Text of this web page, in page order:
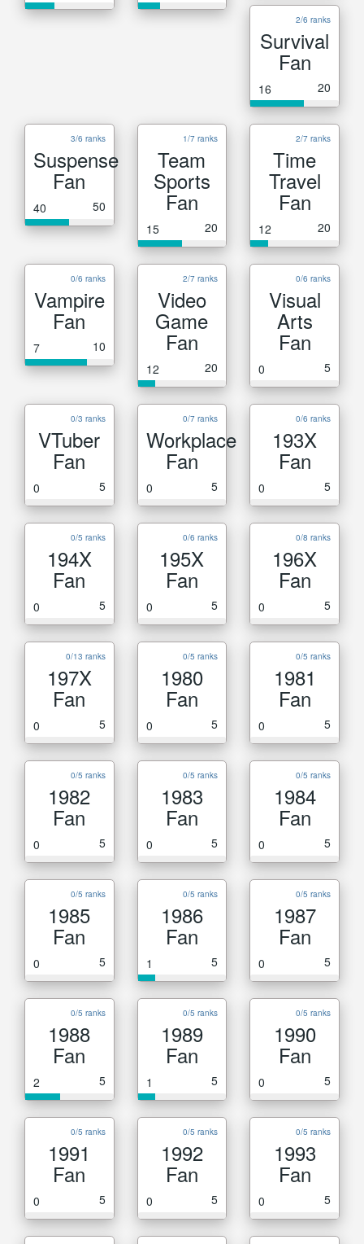
2/6 ranks
Survival
Fan
16 20
3/6 ranks
Suspense
Fan
40 50
1/7 ranks
Team
Sports
Fan
15 20
2/7 ranks
Time
Travel
Fan
12 20
0/6 ranks
Vampire
Fan
7 10
2/7 ranks
Video
Game
Fan
12 20
0/6 ranks
Visual
Arts
Fan
0 5
0/3 ranks
VTuber
Fan
0 5
0/7 ranks
Workplace
Fan
0 5
0/6 ranks
193X
Fan
0 5
0/5 ranks
194X
Fan
0 5
0/6 ranks
195X
Fan
0 5
0/8 ranks
196X
Fan
0 5
0/13 ranks
197X
Fan
0 5
0/5 ranks
1980
Fan
0 5
0/5 ranks
1981
Fan
0 5
0/5 ranks
1982
Fan
0 5
0/5 ranks
1983
Fan
0 5
0/5 ranks
1984
Fan
0 5
0/5 ranks
1985
Fan
0 5
0/5 ranks
1986
Fan
1 5
0/5 ranks
1987
Fan
0 5
0/5 ranks
1988
Fan
2 5
0/5 ranks
1989
Fan
1 5
0/5 ranks
1990
Fan
0 5
0/5 ranks
1991
Fan
0 5
0/5 ranks
1992
Fan
0 5
0/5 ranks
1993
Fan
0 5